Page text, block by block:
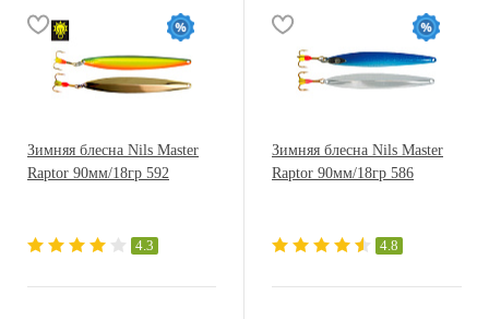
Зимняя блесна Nils Master
Raptor 90мм/18гр 592
4.3
Зимняя блесна Nils Master
Raptor 90мм/18гр 586
4.8